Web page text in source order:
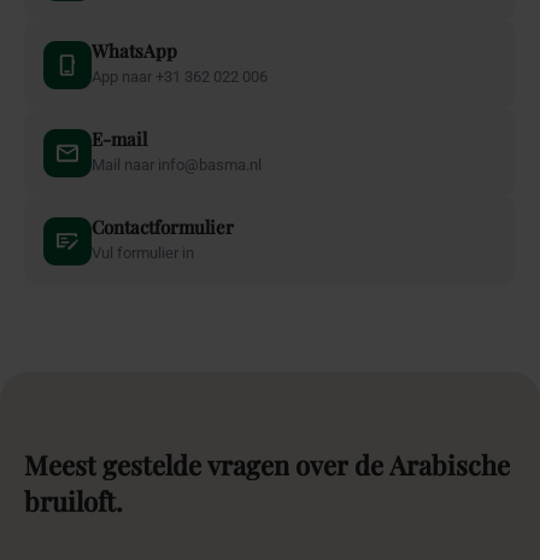
WhatsApp
App naar +31 362 022 006
E-mail
Mail naar info@basma.nl
Contactformulier
Vul formulier in
Meest gesteldevragen over deArabische
bruiloft.